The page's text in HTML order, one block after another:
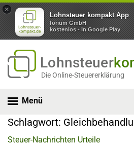
×
Lohnsteuer kompakt App
forium GmbH
kostenlos - In Google Play
Lohnsteuer
Die Online-Steuererklärung
Menü
Schlagwort:
Steuer-Nachrichten Urteile